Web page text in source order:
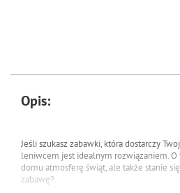
Opis:
Jeśli szukasz zabawki, która dostarczy
leniwcem jest idealnym rozwiązaniem.
domu atmosferę świąt, ale także stanie
zabawę?